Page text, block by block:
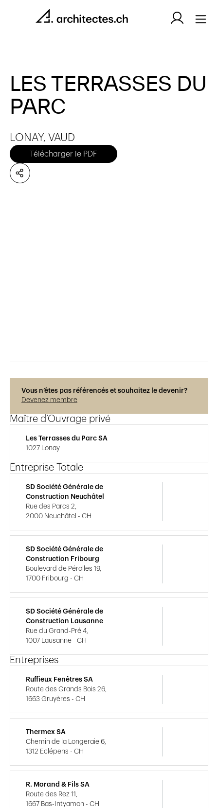
LES TERRASSES DU
PARC
LONAY, VAUD
Télécharger le PDF
Vous n’êtes pas référencés et souhaitez le devenir?
Devenez membre
Maître d’Ouvrage privé
Les Terrasses du Parc SA
1027 Lonay
Entreprise Totale
SD Société Générale de
Construction Neuchâtel
Rue des Parcs 2,
2000 Neuchâtel - CH
SD Société Générale de
Construction Fribourg
Boulevard de Pérolles 19,
1700 Fribourg - CH
SD Société Générale de
Construction Lausanne
Rue du Grand-Pré 4,
1007 Lausanne - CH
Entreprises
Ruffieux Fenêtres SA
Route des Grands Bois 26,
1663 Gruyères - CH
Thermex SA
Chemin de la Longeraie 6,
1312 Eclépens - CH
R. Morand & Fils SA
Route des Rez 11,
1667 Bas-Intyamon - CH